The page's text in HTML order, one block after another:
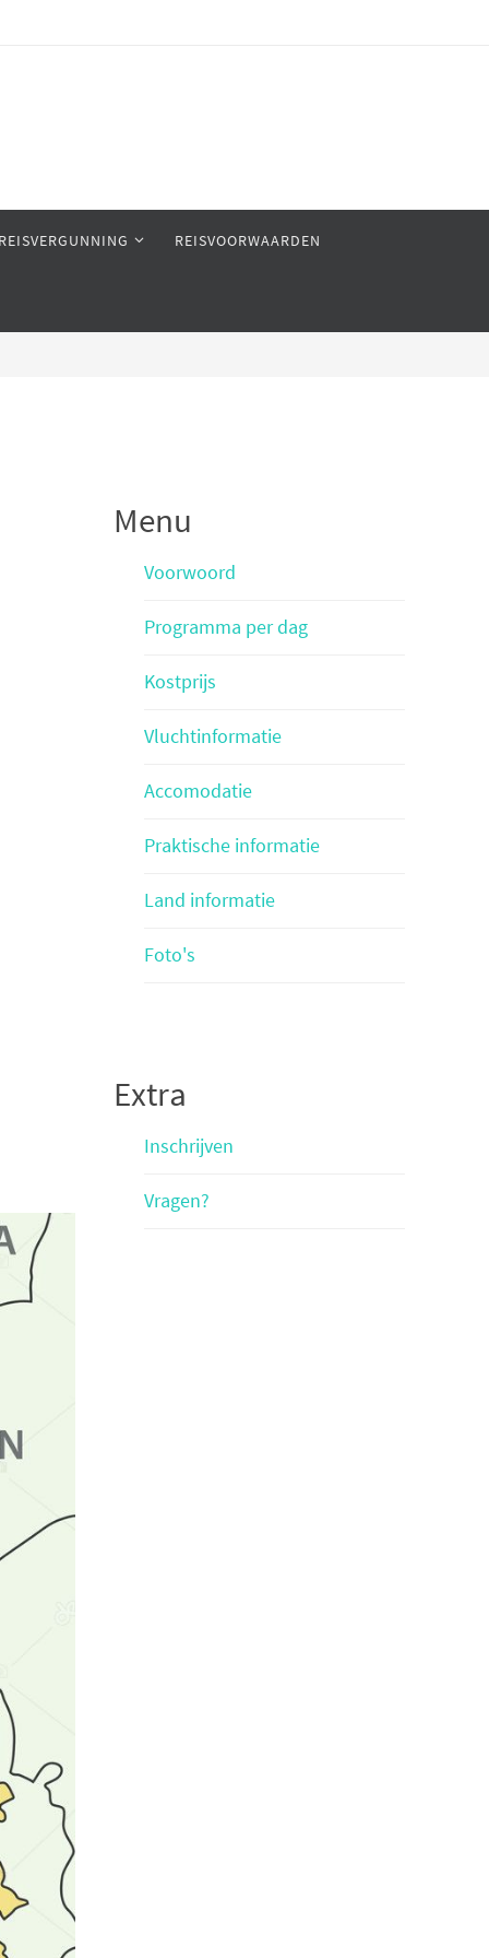
REISVOORWAARDEN
Menu
Voorwoord
Programma per dag
Kostprijs
Vluchtinformatie
Accomodatie
Praktische informatie
Land informatie
Foto's
Extra
Inschrijven
Vragen?